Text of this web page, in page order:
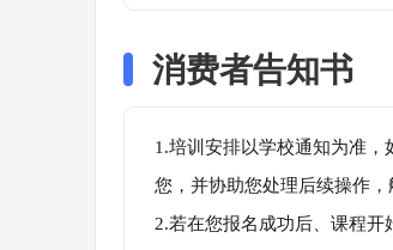
消费者告知书
1.培训安排以学校通知为准
您，并协助您处理后续操作，
2.若在您报名成功后、课程开